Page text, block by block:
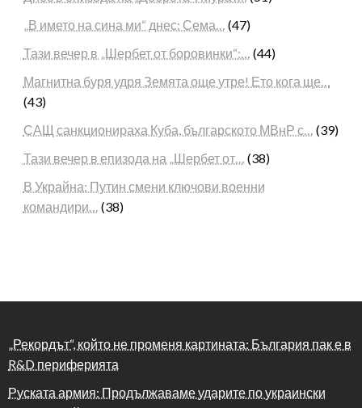
„В името на сина ми“ днес: Сема… (47)
Тази вечер в „Шербет от боровинки“:… (44)
Магнитна буря удря Земята още утре! Ето кога ще…
(43)
САЩ санкционираха Куба, българското МВнР с… (39)
Тази вечер в епизода на „Шербет от… (38)
В Украйна: Путин смени ключови военни
командири… (38)
„Рекордът“, който не променя картината: България пак е в
R&D периферията
Руската армия: Продължаваме ударите по украински